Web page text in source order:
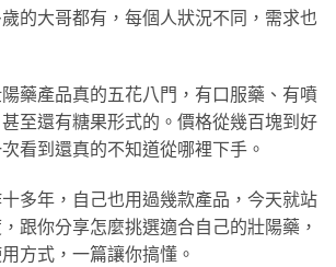
的大哥都有，每個人狀況不同，需求也
藥產品真的五花八門，有口服藥、有噴
至還有糖果形式的。價格從幾百塊到好
看到還真的不知道從哪裡下手。
多年，自己也用過幾款產品，今天就站
跟你分享怎麼挑選適合自己的壯陽藥，
方式，一篇讓你搞懂。